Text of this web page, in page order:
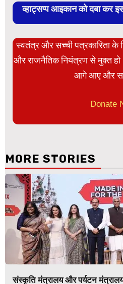
व्हाट्सप्प आइकान को दबा कर
स्वतंत्र और सच्ची पत्रकारिता के
और राजनैतिक नियंत्रण से मुक्त
आगे आए और
Donate
MORE STORIES
संस्कृति मंत्रालय और पर्यटन